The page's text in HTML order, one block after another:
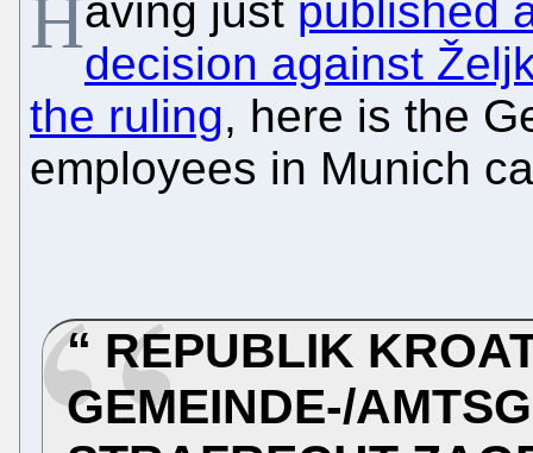
Having just published
decision against
the ruling, here is the
employees in Munich
REPUBLIK
GEMEINDE-/